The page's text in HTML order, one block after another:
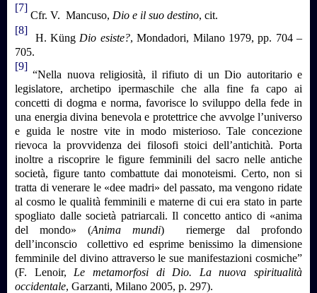
[7]
Cfr. V. Mancuso, Dio e il suo destino, cit.
[8]
H.Küng Dio esiste?, Mondadori, Milano 1979, pp. 704 –
705.
[9]
“Nella nuova religiosità, il rifiuto di un Dio autoritario e
legislatore, archetipo ipermaschile che alla fine fa capo ai
concetti di dogma e norma, favorisce lo sviluppo della fede in
una energia divina benevola e protettrice che avvolge l’universo
e guida le nostre vite in modo misterioso. Tale concezione
rievoca la provvidenza dei filosofi stoici dell’antichità. Porta
inoltre a riscoprire le figure femminili del sacro nelle antiche
società, figure tanto combattute dai monoteismi. Certo, non si
tratta di venerare le «dee madri» del passato, ma vengono ridate
al cosmo le qualità femminili e materne di cui era stato in parte
spogliato dalle società patriarcali. Il concetto antico di «anima
del mondo» (Anima mundi) riemerge dal profondo
dell’inconscio collettivo ed esprime benissimo la dimensione
femminile del divino attraverso le sue manifestazioni cosmiche”
(F. Lenoir, Le metamorfosi di Dio. La nuova spiritualità
occidentale, Garzanti, Milano 2005, p. 297).